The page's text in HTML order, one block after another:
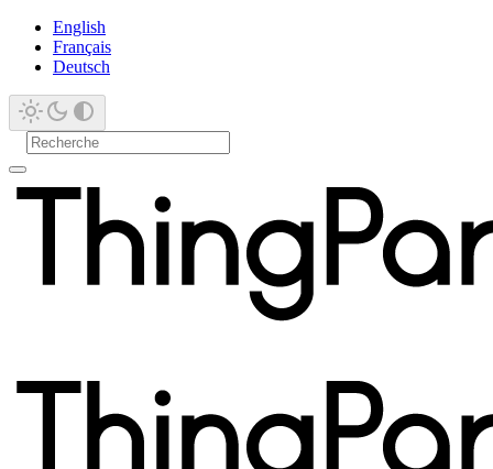
English
Français
Deutsch